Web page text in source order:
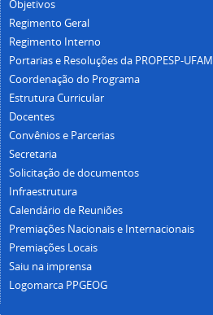
Objetivos
Regimento Geral
Regimento Interno
Portarias e Resoluções da PROPESP-UFAM
Coordenação do Programa
Estrutura Curricular
Docentes
Convênios e Parcerias
Secretaria
Solicitação de documentos
Infraestrutura
Calendário de Reuniões
Premiações Nacionais e Internacionais
Premiações Locais
Saiu na imprensa
Logomarca PPGEOG